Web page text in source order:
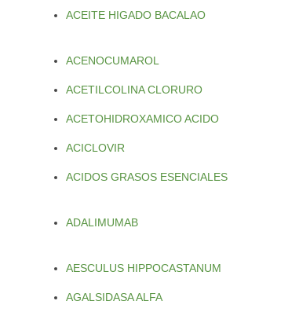
ACEITE HIGADO BACALAO
ACENOCUMAROL
ACETILCOLINA CLORURO
ACETOHIDROXAMICO ACIDO
ACICLOVIR
ACIDOS GRASOS ESENCIALES
ADALIMUMAB
AESCULUS HIPPOCASTANUM
AGALSIDASA ALFA